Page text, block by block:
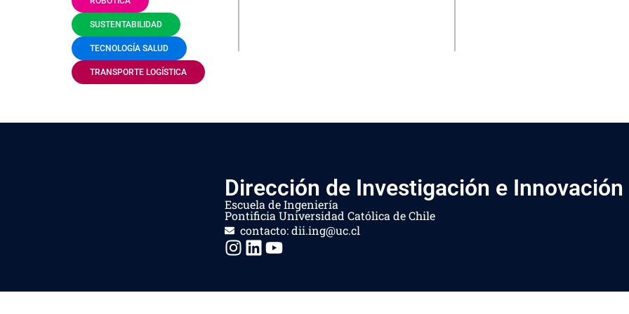
SUSTENTABILIDAD
TECNOLOGÍA SALUD
TRANSPORTE LOGÍSTICA
Dirección de Investigación e Innovación
Escuela de Ingeniería
Pontificia Universidad Católica de Chile
contacto: dii.ing@uc.cl